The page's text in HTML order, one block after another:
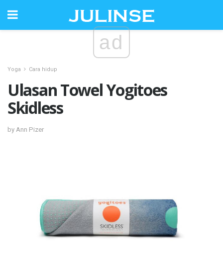
ad
Yoga Cara hidup
Ulasan Towel Yogitoes
Skidless
by Ann Pizer